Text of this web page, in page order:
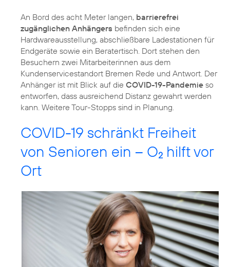
An Bord des acht Meter langen, barrierefrei
zugänglichen Anhängers befinden sich eine
Hardwareausstellung, abschließbare Ladestationen für
Endgeräte sowie ein Beratertisch. Dort stehen den
Besuchern zwei Mitarbeiterinnen aus dem
Kundenservicestandort Bremen Rede und Antwort. Der
Anhänger ist mit Blick auf die COVID-19-Pandemie so
entworfen, dass ausreichend Distanz gewahrt werden
kann. Weitere Tour-Stopps sind in Planung.
COVID-19 schränkt Freiheit
von Senioren ein – O2 hilft vor
Ort